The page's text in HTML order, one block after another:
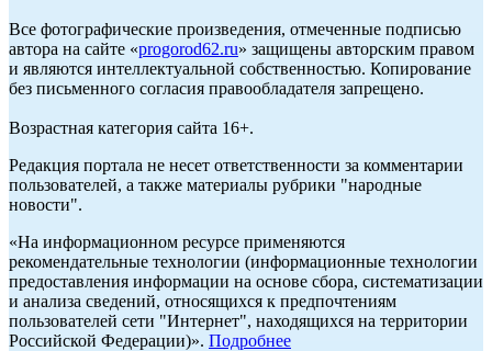
Все фотографические произведения, отмеченные подписью
автора на сайте «progorod62.ru» защищены авторским правом
и являются интеллектуальной собственностью. Копирование
без письменного согласия правообладателя запрещено.
Возрастная категория сайта 16+.
Редакция портала не несет ответственности за комментарии
пользователей, а также материалы рубрики "народные
новости".
«На информационном ресурсе применяются
рекомендательные технологии (информационные технологии
предоставления информации на основе сбора, систематизации
и анализа сведений, относящихся к предпочтениям
пользователей сети "Интернет", находящихся на территории
Российской Федерации)». Подробнее